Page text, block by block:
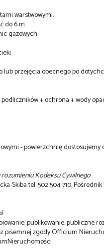
warstwowymi.
do 6 m.
gazowych
przejęcia obecnego po
+ ochrona + wody
- powierzchnię dostosujemy
Kodeksu Cywilnego
Skiba tel. 502 504 710,
publikowanie, publiczne
pisemnej zgody Officium